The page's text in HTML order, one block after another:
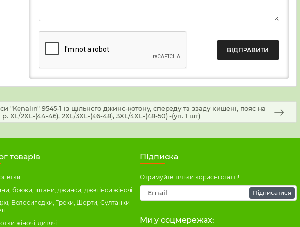
"Kenalin" 9545-1 із щільного джинс-котону, спереду та ззаду кишені, пояс на
р. XL/2XL-(44-46), 2XL/3XL-(46-48), 3XL/4XL-(48-50) -(уп. 1 шт)
товарів
брюки, штани, джинси, джегінси жіночі
Велосипедки, Треки, Шорти, Султанки
жіночі, дитячі
Підписка
Отримуйте тільки корисні статті!
Підписатися
Ми у соцмережах: